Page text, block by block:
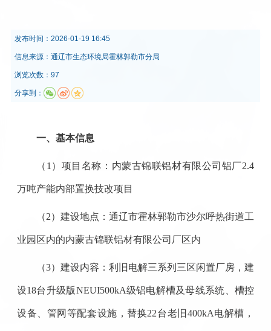
发布时间： 2026-01-19 16:45
信息来源： 通辽市生态环境局霍林郭勒市分局
浏览次数：97
分享到：
一、基本信息
（1）项目名称：内蒙古锦联铝材有限公司铝厂2.4
万吨产能内部置换技改项目
（2）建设地点：通辽市霍林郭勒市沙尔呼热街道工
业园区内的内蒙古锦联铝材有限公司厂区内
（3）建设内容：利旧电解三系列三区闲置厂房，建
设18台升级版NEUI500kA级铝电解槽及母线系统、槽控
设备、管网等配套设施，替换22台老旧400kA电解槽，